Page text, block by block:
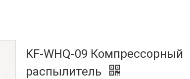
KF-WHQ-09 Компрессорный
распылитель